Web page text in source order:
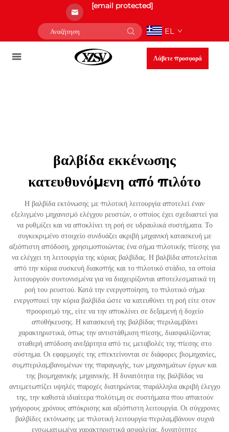
[email protected]
EL
Λάβετε προσφορά
βαλβίδα εκκένωσης
κατευθυνόμενη από πιλότο
Η βαλβίδα εκτόνωσης με πιλοτική λειτουργία αποτελεί έναν
εξελιγμένο μηχανισμό ελέγχου ρευστών, ο οποίος έχει σχεδιαστεί για
να ρυθμίζει και να αποκλίνει τη ροή σε υδραυλικά συστήματα. Το
συγκεκριμένο στοιχείο συνδυάζει ακριβή μηχανική κατασκευή με
αξιόπιστη απόδοση, χρησιμοποιώντας ένα σήμα πιλοτικής πίεσης για
να ελέγχει τη λειτουργία της κύριας βαλβίδας. Η βαλβίδα αποτελείται
από την κύρια συσκευή διακοπής και το πιλοτικό στάδιο, τα οποία
λειτουργούν συντονισμένα για να διαχειρίζονται αποτελεσματικά τη
ροή του ρευστού. Κατά την ενεργοποίηση, το πιλοτικό σήμα
ενεργοποιεί την κύρια βαλβίδα ώστε να κατευθύνει τη ροή είτε στον
προορισμό της, είτε να την αποκλίνει σε δεξαμενή ή δοχείο
αποθήκευσης. Η κατασκευή της βαλβίδας περιλαμβάνει
χαρακτηριστικά, όπως την αντιστάθμιση πίεσης, διασφαλίζοντας
σταθερή απόδοση ανεξάρτητα από τις μεταβολές της πίεσης στο
σύστημα. Οι εφαρμογές της επεκτείνονται σε διάφορες βιομηχανίες,
συμπεριλαμβανομένων της παραγωγής, των μηχανημάτων έργων και
της βιομηχανικής μηχανικής. Η δυνατότητα της βαλβίδας να
αντιμετωπίζει υψηλές παροχές διατηρώντας παράλληλα ακριβή έλεγχο
της, την καθιστά ιδιαίτερα πολύτιμη σε συστήματα που απαιτούν
γρήγορους χρόνους απόκρισης και αξιόπιστη λειτουργία. Οι σύγχρονες
βαλβίδες εκτόνωσης με πιλοτική λειτουργία περιλαμβάνουν συχνά
ενσωματωμένα χαρακτηριστικά ασφαλείας, δυνατότητες